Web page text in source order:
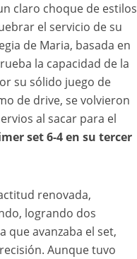
claro choque de estilos
el servicio de su
de Maria, basada en
la capacidad de la
su sólido juego de
de drive, se volvieron
al sacar para el
set 6-4 en su tercer
renovada,
logrando dos
que avanzaba el set,
Aunque tuvo